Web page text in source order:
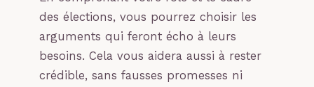
des élections, vous pourrez choisir les
arguments qui feront écho à leurs
besoins. Cela vous aidera aussi à rester
crédible, sans fausses promesses ni